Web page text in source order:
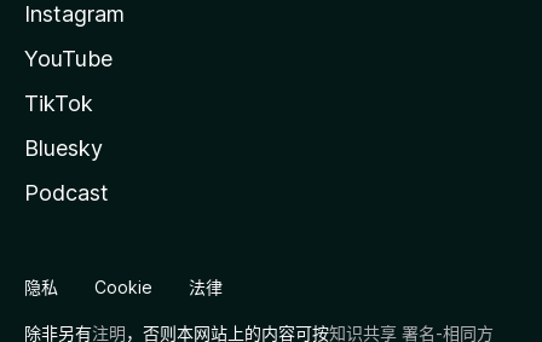
Instagram
YouTube
TikTok
Bluesky
Podcast
隐私 Cookie 法律
除非另有注明，否则本网站上的内容可按知识共享 署名-相同方